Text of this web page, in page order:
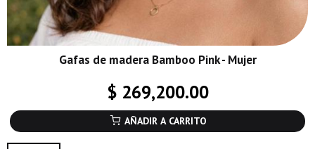
Gafas de madera Bamboo Pink - Mujer
$ 269,200.00
AÑADIR A CARRITO